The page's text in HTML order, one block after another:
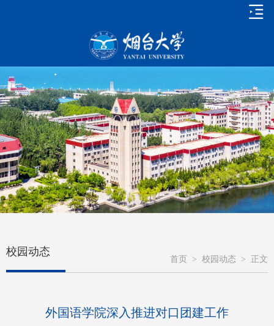
校园动态
首页 > 校园动态 > 正文
外国语学院深入推进对口团建工作